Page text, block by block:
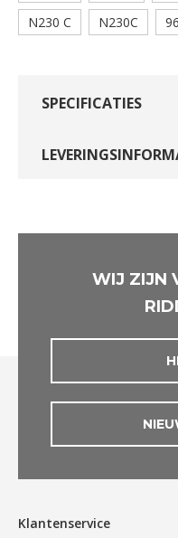
N230 C
N230C
SPECIFICATIES
WIJ ZIJN
Klantenservice